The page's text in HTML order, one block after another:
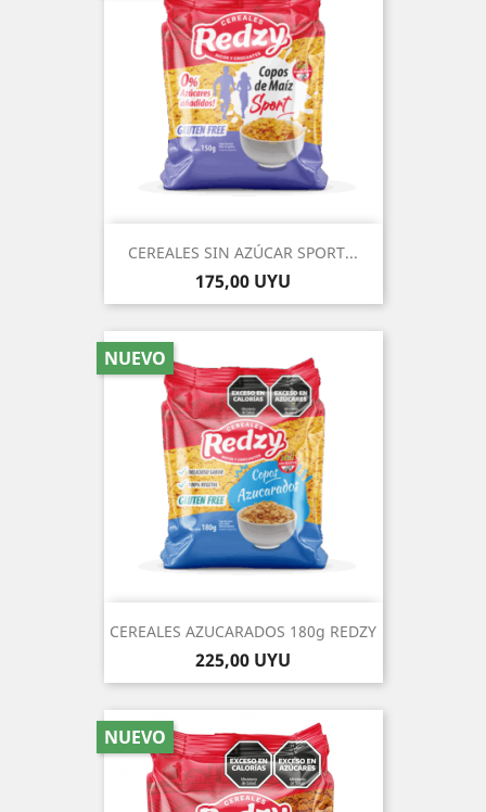
CEREALES SIN AZÚCAR SPORT...
Precio
175,00 UYU
CEREALES AZUCARADOS 180g REDZY
Precio
225,00 UYU
NUEVO
NUEVO